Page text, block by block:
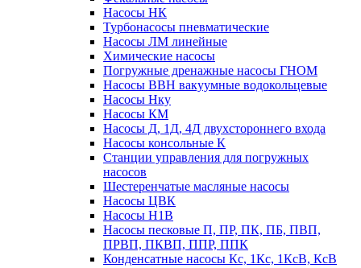
Насосы НК
Турбонасосы пневматические
Насосы ЛМ линейные
Химические насосы
Погружные дренажные насосы ГНОМ
Насосы ВВН вакуумные водокольцевые
Насосы Нку
Насосы КМ
Насосы Д, 1Д, 4Д двухстороннего входа
Насосы консольные К
Станции управления для погружных
насосов
Шестеренчатые масляные насосы
Насосы ЦВК
Насосы Н1В
Насосы песковые П, ПР, ПК, ПБ, ПВП,
ПРВП, ПКВП, ППР, ППК
Конденсатные насосы Кс, 1Кс, 1КсВ, КсВ